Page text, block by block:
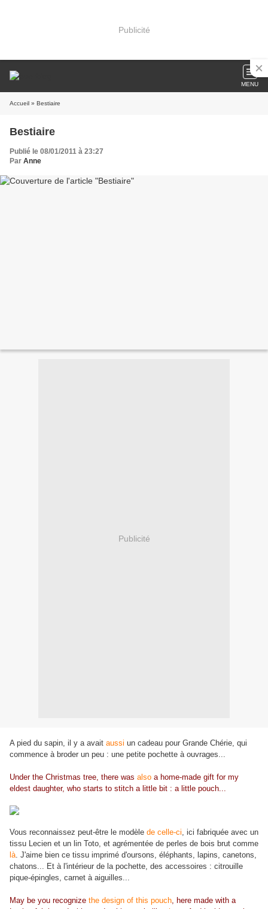
Publicité
MENU
Accueil » Bestiaire
Bestiaire
Publié le 08/01/2011 à 23:27
Par Anne
Publicité
A pied du sapin, il y a avait aussi un cadeau pour Grande Chérie, qui
commence à broder un peu : une petite pochette à ouvrages...
Under the Christmas tree, there was also a home-made gift for my
eldest daughter, who starts to stitch a little bit : a little pouch...
Vous reconnaissez peut-être le modèle de celle-ci, ici fabriquée avec un
tissu Lecien et un lin Toto, et agrémentée de perles de bois brut comme
là. J'aime bien ce tissu imprimé d'oursons, éléphants, lapins, canetons,
chatons... Et à l'intérieur de la pochette, des accessoires : citrouille
pique-épingles, carnet à aiguilles...
May be you recognize the design of this pouch, here made with a